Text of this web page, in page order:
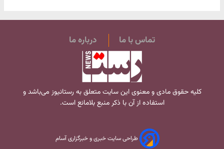
تماس با ما درباره ما
کلیه حقوق مادی و معنوی این سایت متعلق به رستانیوز می‌باشد و
استفاده از آن با ذکر منبع بلامانع است.
طراحی سایت خبری و خبرگزاری آسام